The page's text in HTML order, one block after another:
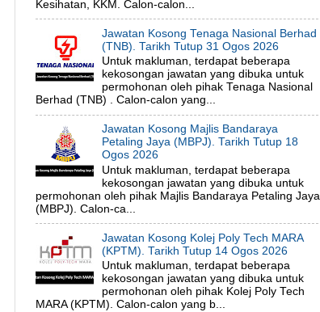
Kesihatan, KKM. Calon-calon...
Jawatan Kosong Tenaga Nasional Berhad
(TNB). Tarikh Tutup 31 Ogos 2026
Untuk makluman, terdapat beberapa
kekosongan jawatan yang dibuka untuk
permohonan oleh pihak Tenaga Nasional
Berhad (TNB) . Calon-calon yang...
Jawatan Kosong Majlis Bandaraya
Petaling Jaya (MBPJ). Tarikh Tutup 18
Ogos 2026
Untuk makluman, terdapat beberapa
kekosongan jawatan yang dibuka untuk
permohonan oleh pihak Majlis Bandaraya Petaling Jaya
(MBPJ). Calon-ca...
Jawatan Kosong Kolej Poly Tech MARA
(KPTM). Tarikh Tutup 14 Ogos 2026
Untuk makluman, terdapat beberapa
kekosongan jawatan yang dibuka untuk
permohonan oleh pihak Kolej Poly Tech
MARA (KPTM). Calon-calon yang b...